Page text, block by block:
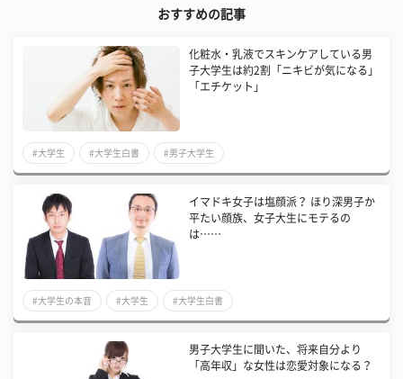
おすすめの記事
化粧水・乳液でスキンケアしている男
子大学生は約2割「ニキビが気になる」
「エチケット」
#大学生 #大学生白書 #男子大学生
イマドキ女子は塩顔派？ ほり深男子か
平たい顔族、女子大生にモテるの
は……
#大学生の本音 #大学生 #大学生白書
男子大学生に聞いた、将来自分より
「高年収」な女性は恋愛対象になる？